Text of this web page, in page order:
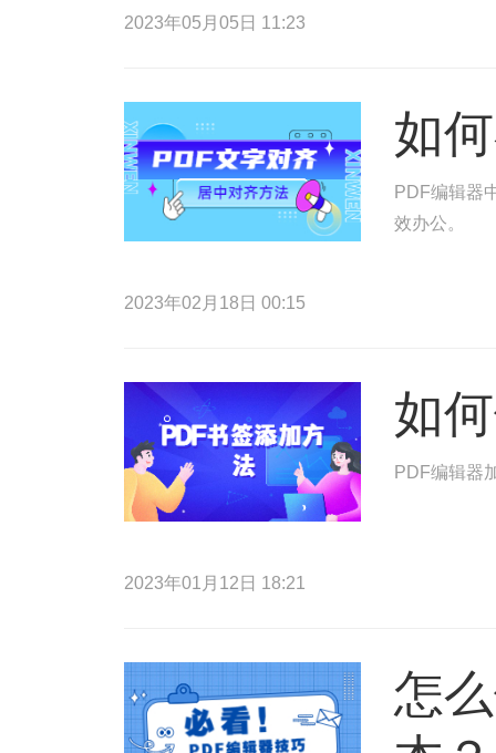
2023年05月05日 11:23
如
PDF编辑器
效办公。
2023年02月18日 00:15
如
PDF编辑器
2023年01月12日 18:21
怎